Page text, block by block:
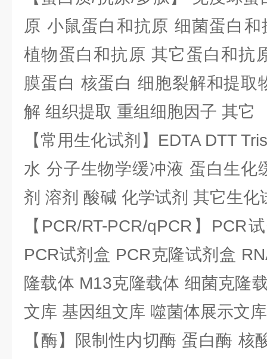
原 小鼠蛋白和抗原 细菌蛋白
植物蛋白和抗原 其它蛋白和抗
膜蛋白 核蛋白 细胞裂解和提取
解 组织提取 重组细胞因子 其它
【常用生化试剂】EDTA DTT
水 分子生物学缓冲液 蛋白生化
剂 溶剂 酸碱 化学试剂 其它生化
【PCR/RT-PCR/qPCR】PCR
PCR试剂盒 PCR克隆试剂盒
隆载体 M13克隆载体 细菌克隆
文库 基因组文库 噬菌体展示文库
【酶】限制性内切酶 蛋白酶 核